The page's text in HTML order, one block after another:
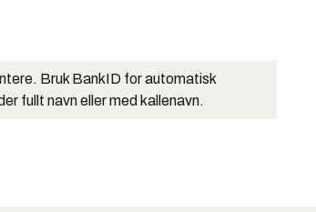
Bruk BankID for automatisk
fullt navn eller med kallenavn.